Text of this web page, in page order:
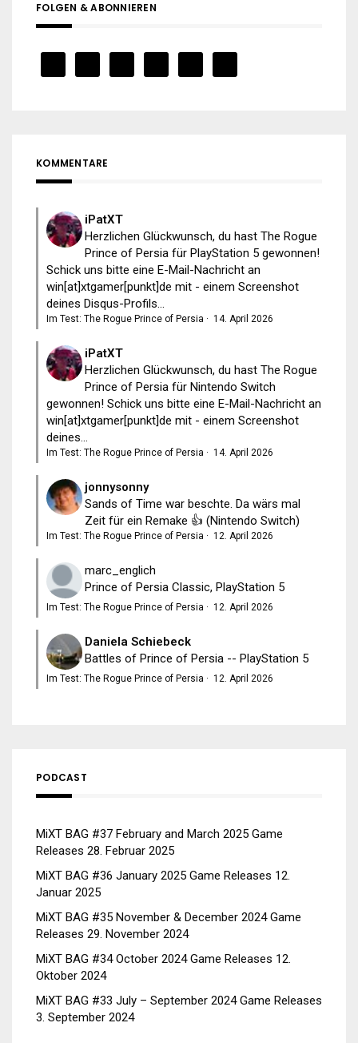
FOLGEN & ABONNIEREN
KOMMENTARE
iPatXT
Herzlichen Glückwunsch, du hast The Rogue
Prince of Persia für PlayStation 5 gewonnen!
Schick uns bitte eine E-Mail-Nachricht an
win[at]xtgamer[punkt]de mit - einem Screenshot
deines Disqus-Profils...
Im Test: The Rogue Prince of Persia · 14. April 2026
iPatXT
Herzlichen Glückwunsch, du hast The Rogue
Prince of Persia für Nintendo Switch
gewonnen! Schick uns bitte eine E-Mail-Nachricht an
win[at]xtgamer[punkt]de mit - einem Screenshot
deines...
Im Test: The Rogue Prince of Persia · 14. April 2026
jonnysonny
Sands of Time war beschte. Da wärs mal
Zeit für ein Remake 👍 (Nintendo Switch)
Im Test: The Rogue Prince of Persia · 12. April 2026
marc_englich
Prince of Persia Classic, PlayStation 5
Im Test: The Rogue Prince of Persia · 12. April 2026
Daniela Schiebeck
Battles of Prince of Persia -- PlayStation 5
Im Test: The Rogue Prince of Persia · 12. April 2026
PODCAST
MiXT BAG #37 February and March 2025 Game
Releases 28. Februar 2025
MiXT BAG #36 January 2025 Game Releases 12.
Januar 2025
MiXT BAG #35 November & December 2024 Game
Releases 29. November 2024
MiXT BAG #34 October 2024 Game Releases 12.
Oktober 2024
MiXT BAG #33 July – September 2024 Game Releases
3. September 2024